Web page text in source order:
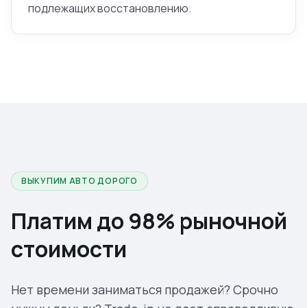
подлежащих восстановлению.
ВЫКУПИМ АВТО ДОРОГО
Платим до 98% рыночной
стоимости
Нет времени заниматься продажей? Срочно